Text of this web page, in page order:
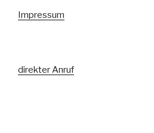
Impressum
direkter Anruf